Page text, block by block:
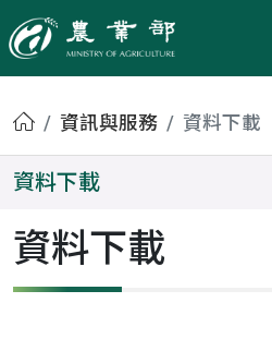
農業部
首頁資訊與服務 資料下載
資料下載
資料下載